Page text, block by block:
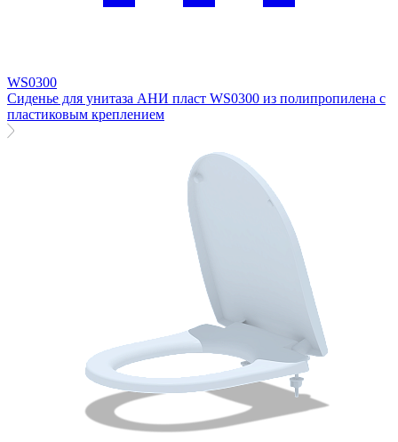
WS0300
Сиденье для унитаза АНИ пласт WS0300 из полипропилена с
пластиковым креплением